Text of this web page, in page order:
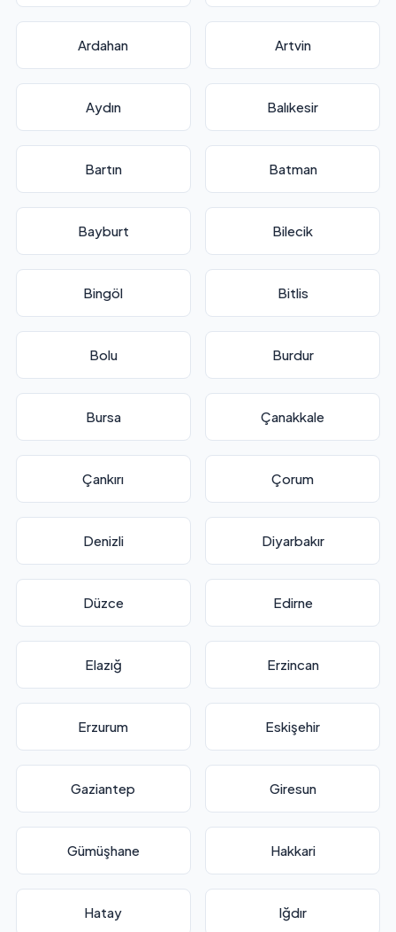
Ardahan Artvin
Aydın Balıkesir
Bartın Batman
Bayburt Bilecik
Bingöl Bitlis
Bolu Burdur
Bursa Çanakkale
Çankırı Çorum
Denizli Diyarbakır
Düzce Edirne
Elazığ Erzincan
Erzurum Eskişehir
Gaziantep Giresun
Gümüşhane Hakkari
Hatay Iğdır